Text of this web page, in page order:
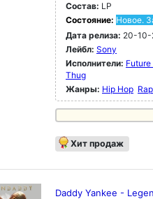
Состав: LP
Состояние: Новое.
Дата релиза: 20-10-
Лейбл: Sony
Исполнители: Future
Thug
Жанры: Hip Hop
Хит продаж
Daddy Yankee -